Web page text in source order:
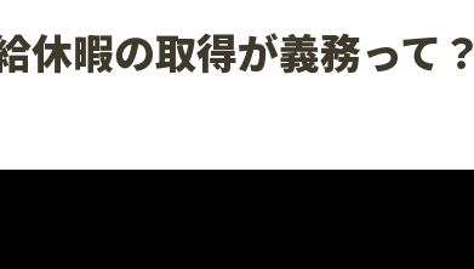
休暇の取得が義務って？